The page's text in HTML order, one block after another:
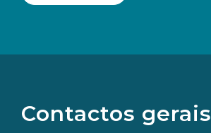
Contactos gerais
redes
sociais